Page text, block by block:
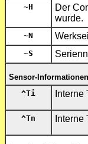
~H Der
wurde.
~N
~S
Sensor-Informationen
^Ti
Interne
^Tn Interne